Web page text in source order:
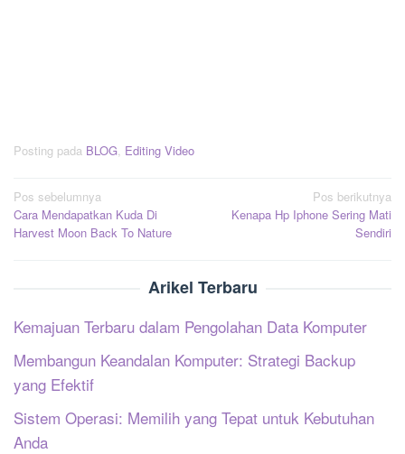
Posting pada BLOG, Editing Video
Navigasi
pos
Pos sebelumnya
Cara Mendapatkan Kuda Di
Harvest Moon Back To Nature
Pos berikutnya
Kenapa Hp Iphone Sering Mati
Sendiri
Arikel Terbaru
Kemajuan Terbaru dalam Pengolahan Data Komputer
Membangun Keandalan Komputer: Strategi Backup
yang Efektif
Sistem Operasi: Memilih yang Tepat untuk Kebutuhan
Anda